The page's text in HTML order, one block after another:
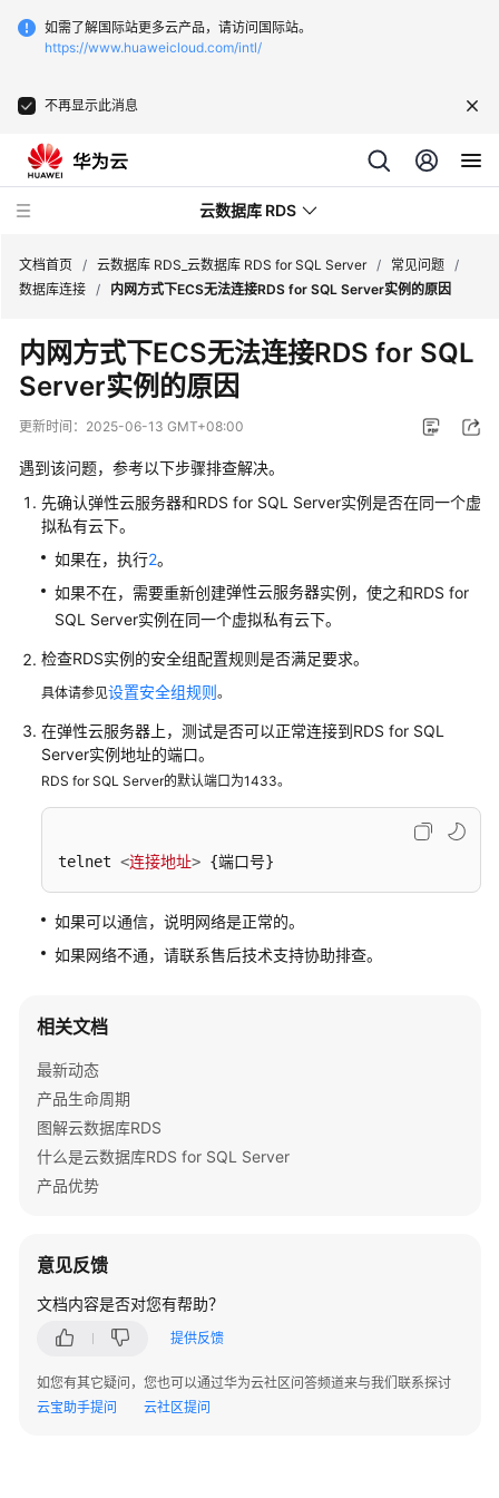
如需了解国际站更多云产品，请访问国际站。
https://www.huaweicloud.com/intl/
不再显示此消息
云数据库 RDS
最
新
态
服
公
告
品
介
计
费
说
快
速
门
用
户
指
南
最
佳
实
性
白
常
文档首页 / 云数据库 RDS_云数据库 RDS for SQL Server / 常见问题 /
数据库连接 / 内网方式下ECS无法连接RDS for SQL Server实例的原因
内网方式下ECS无法连接RDS for SQL
Server实例的原因
更新时间： 2025-06-13 GMT+08:00
遇到该问题，参考以下步骤排查解决。
先确认弹性云服务器和RDS for SQL Server实例是否在同一个虚
拟私有云下。
如果在，执行2。
如果不在，需要重新创建弹性云服务器实例，使之和RDS for
SQL Server实例在同一个虚拟私有云下。
检查RDS实例的安全组配置规则是否满足要求。
具体请参见设置安全组规则。
在弹性云服务器 上，测试是否可以正常连接到RDS for SQL
Server实例地址的端口。
RDS for SQL Server的默认端口为1433。
telnet <连接地址> {端口号}
如果可以通信，说明网络是正常的。
如果网络不通，请联系售后技术支持协助排查。
相关文档
最新动态
产品生命周期
图解云数据库RDS
什么是云数据库RDS for SQL Server
产品优势
意见反馈
文档内容是否对您有帮助？
提供反馈
如您有其它疑问，您也可以通过华为云社区问答频道来与我们联系探讨
云宝助手提问
云社区提问